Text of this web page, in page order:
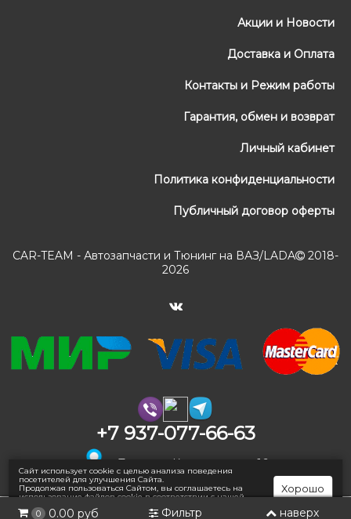
Акции и Новости
Доставка и Оплата
Контакты и Режим работы
Гарантия, обмен и возврат
Личный кабинет
Политика конфиденциальности
Публичный договор оферты
CAR-TEAM - Автозапчасти и Тюнинг на ВАЗ/LADA
2018-
2026
+7 937-077-66-63
г. Тольятти, Коммунальная 16
0 0.00 руб Фильтр наверх
Сайт использует cookie с целью анализа поведения
посетителей для улучшения Сайта.
Продолжая пользоваться Сайтом, вы соглашаетесь на
использование файлов cookie в соответствии с нашей
Политикой конфиденциальности
Хорошо